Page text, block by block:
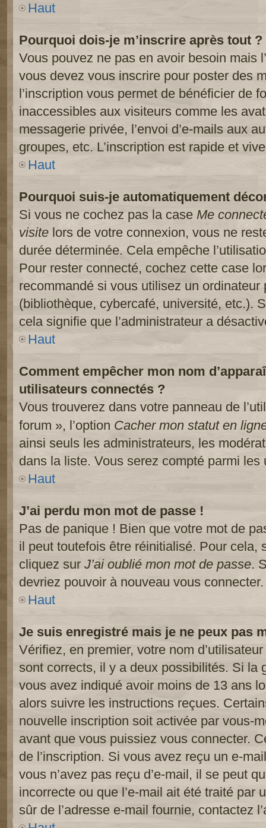
Haut
Pourquoi dois-je m’inscrire après tout ?
Vous pouvez ne pas en avoir besoin mais
vous devez vous inscrire pour poster des
l’inscription vous permet de bénéficier de
inaccessibles aux visiteurs comme les
messagerie privée, l’envoi d’e-mails aux
groupes, etc. L’inscription est rapide et
Haut
Pourquoi suis-je automatiquement
Si vous ne cochez pas la case Me
visite lors de votre connexion, vous ne
durée déterminée. Cela empêche
Pour rester connecté, cochez cette case
recommandé si vous utilisez un
(bibliothèque, cybercafé, université, etc.).
cela signifie que l’administrateur a
Haut
Comment empêcher mon nom
utilisateurs connectés ?
Vous trouverez dans votre panneau de
forum », l’option Cacher mon statut en
ainsi seuls les administrateurs, les
dans la liste. Vous serez compté parmi
Haut
J’ai perdu mon mot de passe !
Pas de panique ! Bien que votre mot de
il peut toutefois être réinitialisé. Pour cela,
cliquez sur J’ai oublié mon mot de passe.
devriez pouvoir à nouveau vous connecter.
Haut
Je suis enregistré mais je ne peux pas
Vérifiez, en premier, votre nom
sont corrects, il y a deux possibilités. Si la
vous avez indiqué avoir moins de 13 ans
alors suivre les instructions reçues.
nouvelle inscription soit activée par vous-
avant que vous puissiez vous connecter.
de l’inscription. Si vous avez reçu un e-
vous n’avez pas reçu d’e-mail, il se peut
incorrecte ou que l’e-mail ait été traité par
sûr de l’adresse e-mail fournie, contactez